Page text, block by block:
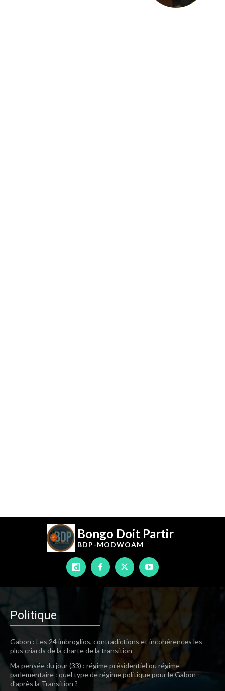
Bongo Doit Partir
BDP-MODWOAM
Politique
Gabon : Les 24 imbroglios, contradictions et incohérences les
plus criards de la charte de la transition
Ma pensée du jour (33) : régime présidentiel ou régime
parlementaire : quel type de régime politique pour le Gabon
d’après la Transition ?